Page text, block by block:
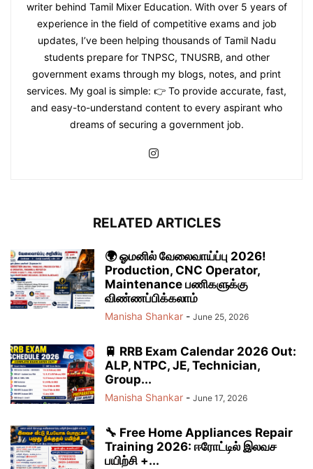
writer behind Tamil Mixer Education. With over 5 years of
experience in the field of competitive exams and job
updates, I’ve been helping thousands of Tamil Nadu
students prepare for TNPSC, TNUSRB, and other
government exams through my blogs, notes, and print
services. My goal is simple: 👉 To provide accurate, fast,
and easy-to-understand content to every aspirant who
dreams of securing a government job.
RELATED ARTICLES
🌍 ஓமனில் வேலைவாய்ப்பு 2026!
Production, CNC Operator,
Maintenance பணிகளுக்கு
விண்ணப்பிக்கலாம்
Manisha Shankar - June 25, 2026
🚆 RRB Exam Calendar 2026 Out:
ALP, NTPC, JE, Technician,
Group...
Manisha Shankar - June 17, 2026
🔧 Free Home Appliances Repair
Training 2026: ஈரோட்டில் இலவச
பயிற்சி +...